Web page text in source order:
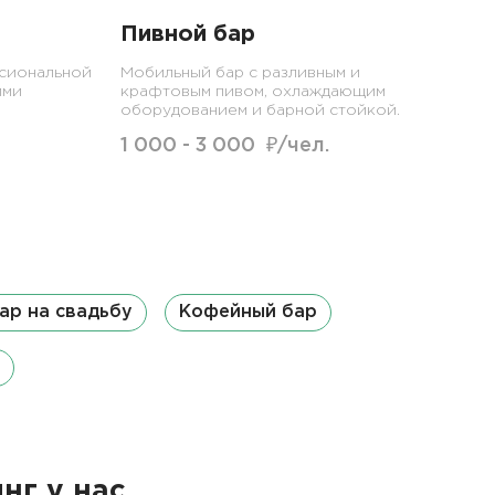
Пивной бар
Мобильный бар с разливным и
крафтовым пивом, охлаждающим
оборудованием и барной стойкой.
1 000 - 3 000 ₽/чел.
на свадьбу Кофейный бар